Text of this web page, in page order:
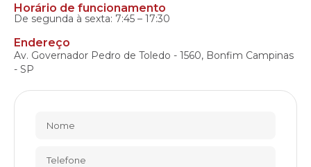
Horário de funcionamento
De segunda à sexta: 7:45 – 17:30
Endereço
Av. Governador Pedro de Toledo - 1560, Bonfim Campinas
- SP